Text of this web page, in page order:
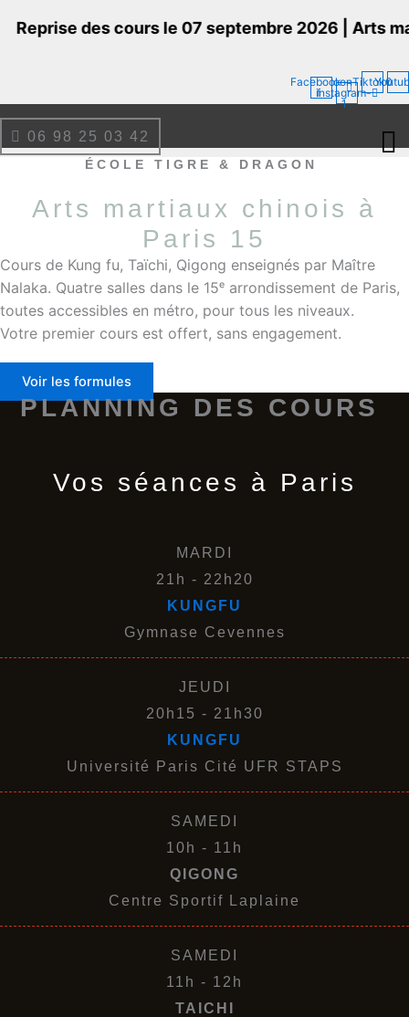
des cours le 07 septembre 2026 | Arts
Facebook-
f
Icon-
instagram-
1
Tiktok
06 98 25 03 42
ÉCOLE TIGRE & DRAGON
Arts martiaux chinois à
Paris 15
Cours de Kung fu, Taïchi, Qigong enseignés par Maître
Nalaka. Quatre salles dans le 15ᵉ arrondissement de Paris,
toutes accessibles en métro, pour tous les niveaux.
Votre premier cours est offert, sans engagement.
Voir les formules
PLANNING DES COURS
Vos séances à Paris
MARDI
21h - 22h20
KUNGFU
Gymnase Cevennes
JEUDI
20h15 - 21h30
KUNGFU
Université Paris Cité UFR STAPS
SAMEDI
10h - 11h
QIGONG
Centre Sportif Laplaine
SAMEDI
11h - 12h
TAICHI